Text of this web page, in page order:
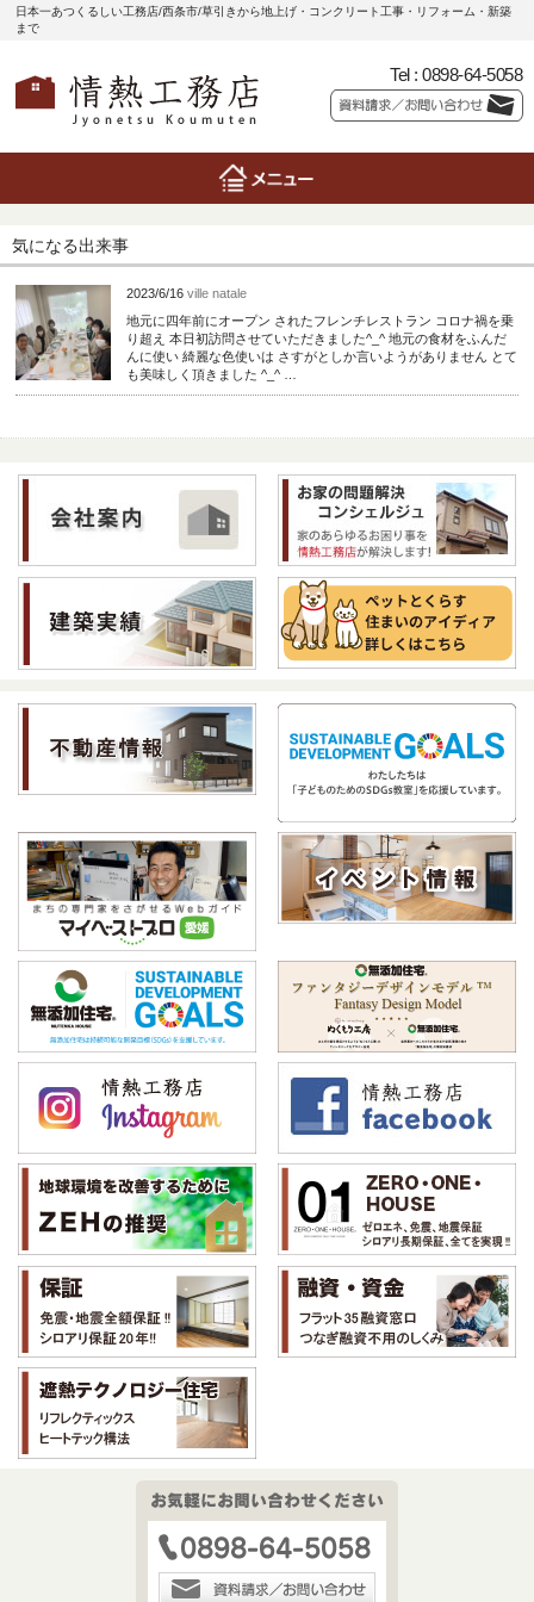
日本一あつくるしい工務店/西条市/草引きから地上げ・コンクリート工事・リフォーム・新築
まで
Tel : 0898-64-5058
気になる出来事
2023/6/16 ville natale
地元に四年前にオープン されたフレンチレストラン コロナ禍を乗
り超え 本日初訪問させていただきました^_^ 地元の食材をふんだ
んに使い 綺麗な色使いは さすがとしか言いようがありません とて
も美味しく頂きました ^_^ …